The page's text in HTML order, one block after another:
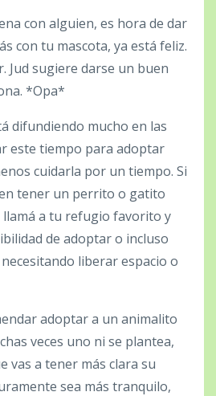
con alguien, es hora de dar
con tu mascota, ya está feliz.
Jud sugiere darse un buen
*Opa*
difundiendo mucho en las
este tiempo para adoptar
cuidarla por un tiempo. Si
tener un perrito o gatito
llamá a tu refugio favorito y
de adoptar o incluso
liberar espacio o
adoptar a un animalito
veces uno ni se plantea,
vas a tener más clara su
sea más tranquilo,